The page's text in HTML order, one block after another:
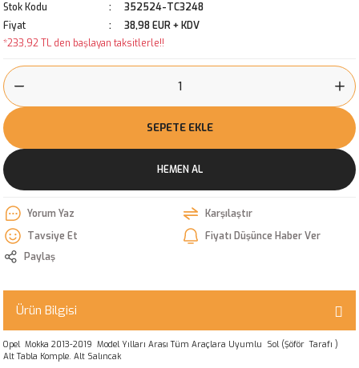
Stok Kodu
352524-TC3248
Fiyat
38,98 EUR + KDV
*233,92 TL den başlayan taksitlerle!!
SEPETE EKLE
HEMEN AL
Yorum Yaz
Karşılaştır
Tavsiye Et
Fiyatı Düşünce Haber Ver
Paylaş
Ürün Bilgisi
Opel Mokka 2013-2019 Model Yılları Arası Tüm Araçlara Uyumlu Sol (Şöför Tarafı )
Alt Tabla Komple. Alt Salıncak